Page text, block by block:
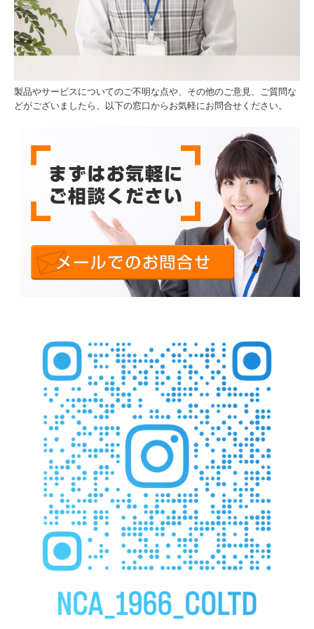
製品やサービスについてのご不明な点や、その他のご意見、ご質問な
どがございましたら、以下の窓口からお気軽にお問合せください。